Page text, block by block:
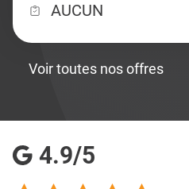
AUCUN
Voir toutes nos offres
4.9/5